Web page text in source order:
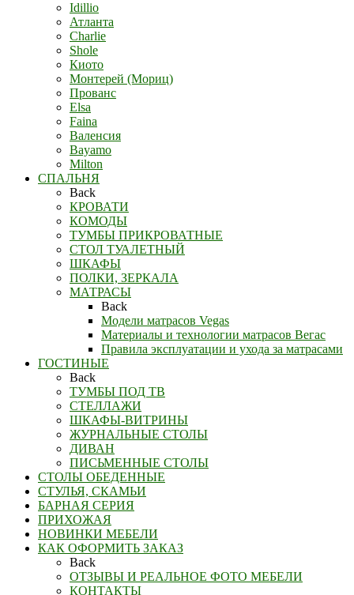
Idillio
Атланта
Charlie
Shole
Киото
Монтерей (Мориц)
Прованс
Elsa
Faina
Валенсия
Bayamo
Milton
СПАЛЬНЯ
Back
КРОВАТИ
КОМОДЫ
ТУМБЫ ПРИКРОВАТНЫЕ
СТОЛ ТУАЛЕТНЫЙ
ШКАФЫ
ПОЛКИ, ЗЕРКАЛА
МАТРАСЫ
Back
Модели матрасов Vegas
Материалы и технологии матрасов Вегас
Правила эксплуатации и ухода за матрасами
ГОСТИНЫЕ
Back
ТУМБЫ ПОД ТВ
СТЕЛЛАЖИ
ШКАФЫ-ВИТРИНЫ
ЖУРНАЛЬНЫЕ СТОЛЫ
ДИВАН
ПИСЬМЕННЫЕ СТОЛЫ
СТОЛЫ ОБЕДЕННЫЕ
СТУЛЬЯ, СКАМЬИ
БАРНАЯ СЕРИЯ
ПРИХОЖАЯ
НОВИНКИ МЕБЕЛИ
КАК ОФОРМИТЬ ЗАКАЗ
Back
ОТЗЫВЫ И РЕАЛЬНОЕ ФОТО МЕБЕЛИ
КОНТАКТЫ